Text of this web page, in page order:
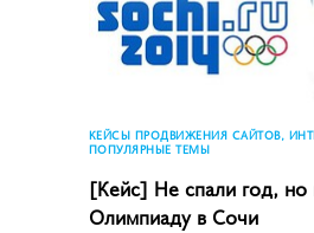
КЕЙСЫ ПРОДВИЖЕНИЯ САЙТОВ,
ПОПУЛЯРНЫЕ ТЕМЫ
[Кейс] Не спали год, но
Олимпиаду в Сочи